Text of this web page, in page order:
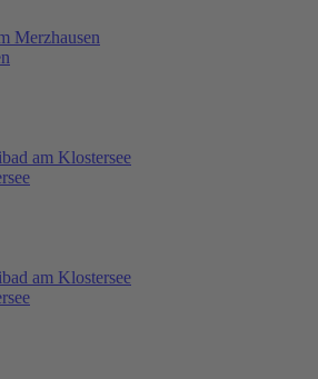
Merzhausen
am Klostersee
am Klostersee